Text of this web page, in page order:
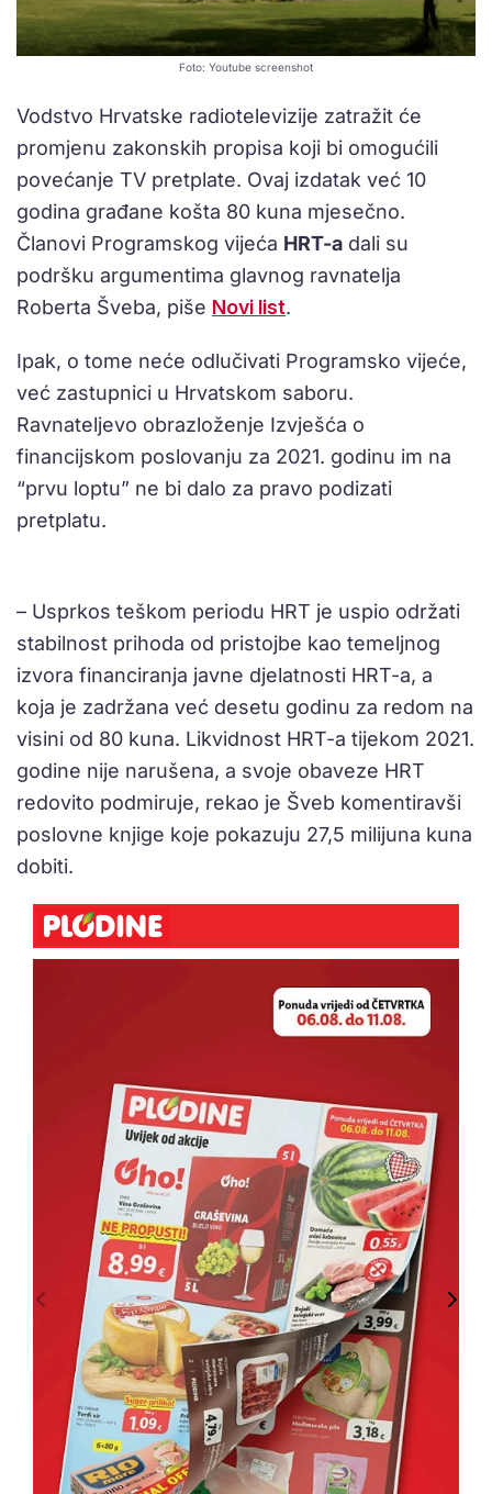
Foto: Youtube screenshot
Vodstvo Hrvatske radiotelevizije zatražit će
promjenu zakonskih propisa koji bi omogućili
povećanje TV pretplate. Ovaj izdatak već 10
godina građane košta 80 kuna mjesečno.
Članovi Programskog vijeća HRT-a dali su
podršku argumentima glavnog ravnatelja
Roberta Šveba, piše Novi list.
Ipak, o tome neće odlučivati Programsko vijeće,
već zastupnici u Hrvatskom saboru.
Ravnateljevo obrazloženje Izvješća o
financijskom poslovanju za 2021. godinu im na
“prvu loptu” ne bi dalo za pravo podizati
pretplatu.
– Usprkos teškom periodu HRT je uspio održati
stabilnost prihoda od pristojbe kao temeljnog
izvora financiranja javne djelatnosti HRT-a, a
koja je zadržana već desetu godinu za redom na
visini od 80 kuna. Likvidnost HRT-a tijekom 2021.
godine nije narušena, a svoje obaveze HRT
redovito podmiruje, rekao je Šveb komentiravši
poslovne knjige koje pokazuju 27,5 milijuna kuna
dobiti.